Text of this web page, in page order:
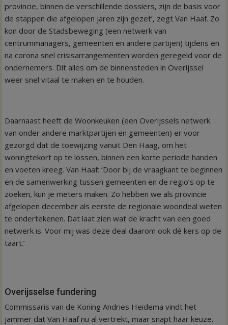
provincie, binnen de verschillende dossiers, zijn de basis voor
de stappen die afgelopen jaren zijn gezet’, zegt Van Haaf. Zo
kon door de Stadsbeweging (een netwerk van
centrummanagers, gemeenten en andere partijen) tijdens en
na corona snel crisisarrangementen worden geregeld voor de
ondernemers. Dit alles om de binnensteden in Overijssel
weer snel vitaal te maken en te houden.
Daarnaast heeft de Woonkeuken (een Overijssels netwerk
van onder andere marktpartijen en gemeenten) er voor
gezorgd dat de toewijzing vanuit Den Haag, om het
woningtekort op te lossen, binnen een korte periode handen
en voeten kreeg. Van Haaf: ‘Door bij de vraagkant te beginnen
en de samenwerking tussen gemeenten en de regio’s op te
zoeken, kun je meters maken. Zo hebben we als provincie
afgelopen december als eerste de regionale woondeal weten
te ondertekenen. Dat laat zien wat de kracht van een goed
netwerk is. Voor mij was deze deal daarom ook dé kers op de
taart.’
Overijsselse fundering
Commissaris van de Koning Andries Heidema vindt het
jammer dat Van Haaf nu al vertrekt, maar snapt haar keuze.